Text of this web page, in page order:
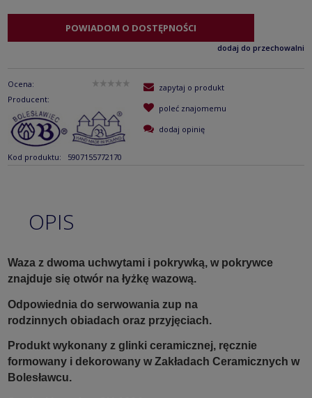
POWIADOM O DOSTĘPNOŚCI
dodaj do przechowalni
Ocena:
Producent:
Kod produktu: 5907155772170
zapytaj o produkt
poleć znajomemu
dodaj opinię
OPIS
Waza z dwoma uchwytami i pokrywką, w pokrywce
znajduje się otwór na łyżkę wazową.
Odpowiednia do serwowania zup na
rodzinnych obiadach oraz przyjęciach.
Produkt wykonany z glinki ceramicznej, ręcznie
formowany i dekorowany w Zakładach Ceramicznych w
Bolesławcu.